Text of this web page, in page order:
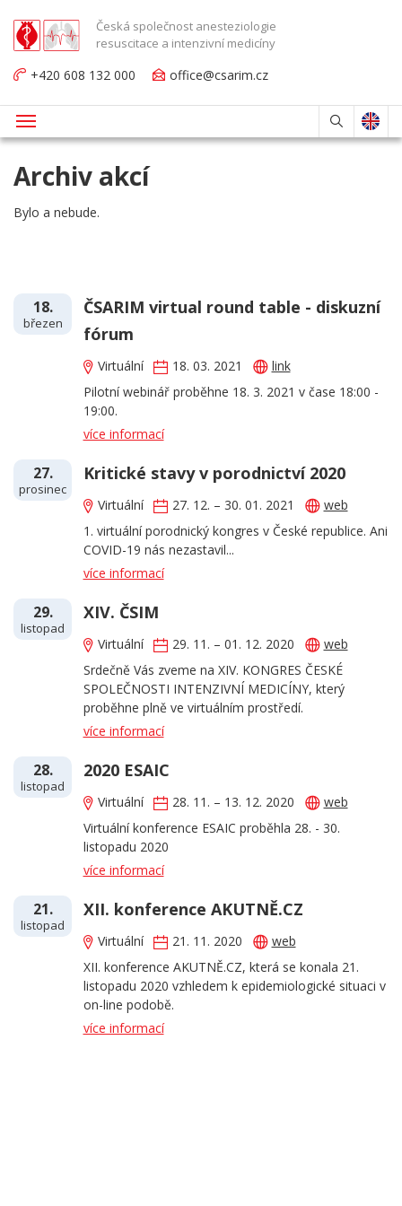
Česká společnost anesteziologie
resuscitace a intenzivní medicíny
+420 608 132 000 office@csarim.cz
Archiv akcí
Bylo a nebude.
18.
březen
ČSARIM virtual round table - diskuzní
fórum
Virtuální 18. 03. 2021
link
Pilotní webinář proběhne 18. 3. 2021 v čase 18:00 -
19:00.
více informací
27.
prosinec
Kritické stavy v porodnictví 2020
Virtuální 27. 12. – 30. 01. 2021
web
1. virtuální porodnický kongres v České republice. Ani
COVID-19 nás nezastavil...
více informací
29.
listopad
XIV. ČSIM
Virtuální 29. 11. – 01. 12. 2020
web
Srdečně Vás zveme na XIV. KONGRES ČESKÉ
SPOLEČNOSTI INTENZIVNÍ MEDICÍNY, který
proběhne plně ve virtuálním prostředí.
více informací
28.
listopad
2020 ESAIC
Virtuální 28. 11. – 13. 12. 2020
web
Virtuální konference ESAIC proběhla 28. - 30.
listopadu 2020
více informací
21.
listopad
XII. konference AKUTNĚ.CZ
Virtuální 21. 11. 2020
web
XII. konference AKUTNĚ.CZ, která se konala 21.
listopadu 2020 vzhledem k epidemiologické situaci v
on-line podobě.
více informací